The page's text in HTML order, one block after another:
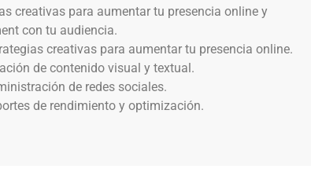
creativas para aumentar tu presencia online y
con tu audiencia.
creativas para aumentar tu presencia online.
de contenido visual y textual.
de redes sociales.
de rendimiento y optimización.